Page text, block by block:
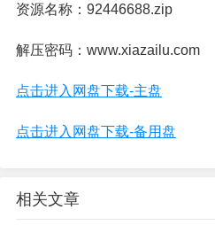
资源名称：92446688.zip
解压密码：www.xiazailu.com
点击进入网盘下载-主盘
点击进入网盘下载-备用盘
相关文章